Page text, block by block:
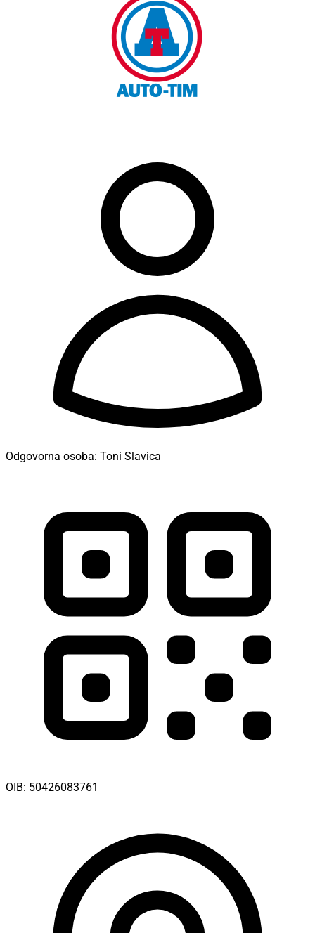
Odgovorna osoba: Toni Slavica
OIB: 50426083761